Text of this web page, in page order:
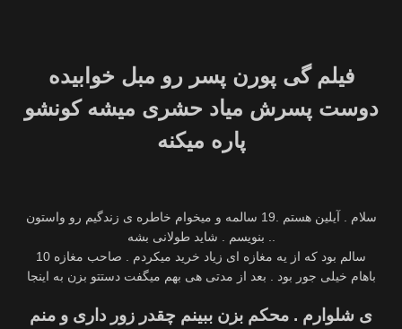
فیلم گی پورن پسر رو مبل خوابیده
دوست پسرش میاد حشری میشه کونشو
پاره میکنه
سلام . آیلین هستم .19 سالمه و میخوام خاطره ی زندگیم رو واستون
10 سالم بود که از یه مغازه ای زیاد خرید میکردم . صاحب مغازه
باهام خیلی جور بود . بعد از مدتی هی بهم میگفت دستتو بزن به اینجا
ی شلوارم . محکم بزن ببینم چقدر زور داری و منم